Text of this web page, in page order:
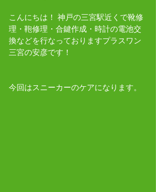
こんにちは！ 神戸の三宮駅近くで靴修
理・鞄修理・合鍵作成・時計の電池交
換などを行なっておりますプラスワン
三宮の安彦です！
今回はスニーカーのケアになります。